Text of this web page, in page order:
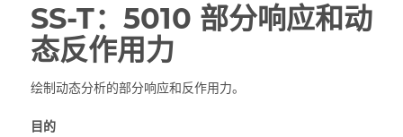
SS-T：5010 部分响应和动
态反作用力
绘制动态分析的部分响应和反作用力。
目的